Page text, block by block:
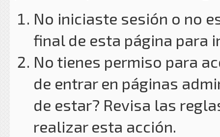
No iniciaste sesión o no
final de esta página para
No tienes permiso para
de entrar en páginas
de estar? Revisa las
realizar esta acción.